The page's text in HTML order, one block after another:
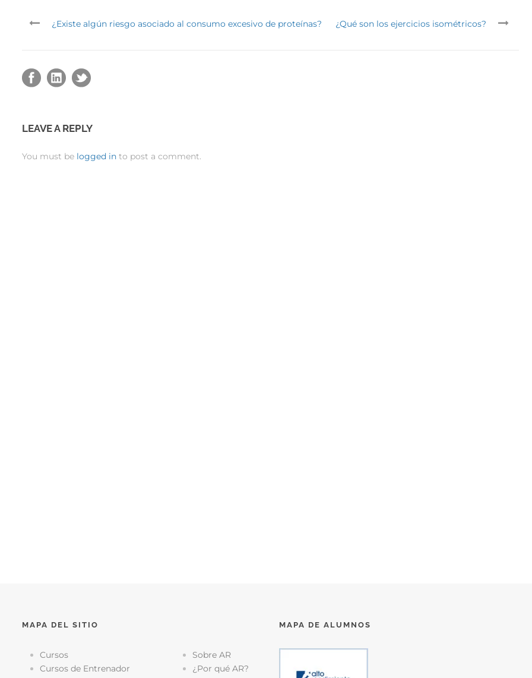
¿Existe algún riesgo asociado al consumo excesivo de proteínas? ¿Qué son los ejercicios isométricos?
LEAVE A REPLY
You must be logged in to post a comment.
MAPA DEL SITIO
Cursos
Cursos de Entrenador
Sobre AR
¿Por qué AR?
MAPA DE ALUMNOS